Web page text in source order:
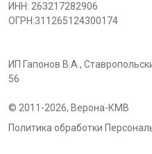
ИНН: 263217282906
ОГРН:311265124300174
ИП Гапонов В.А.,
56
© 2011-2026, Верона-КМВ
Политика обработки